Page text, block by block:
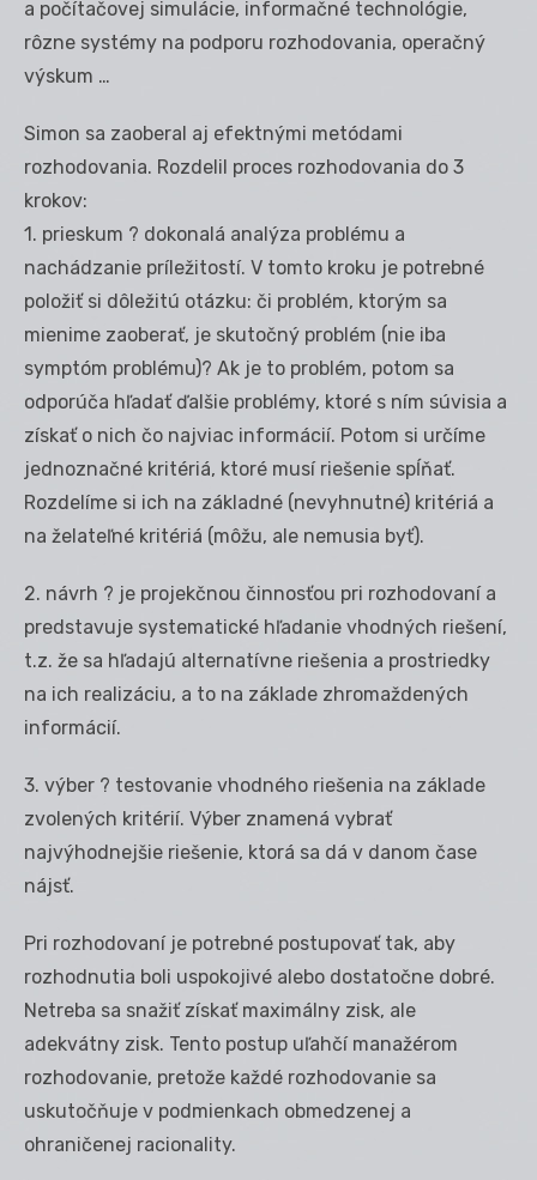
a počítačovej simulácie, informačné technológie,
rôzne systémy na podporu rozhodovania, operačný
výskum …
Simon sa zaoberal aj efektnými metódami
rozhodovania. Rozdelil proces rozhodovania do 3
krokov:
1. prieskum ? dokonalá analýza problému a
nachádzanie príležitostí. V tomto kroku je potrebné
položiť si dôležitú otázku: či problém, ktorým sa
mienime zaoberať, je skutočný problém (nie iba
symptóm problému)? Ak je to problém, potom sa
odporúča hľadať ďalšie problémy, ktoré s ním súvisia a
získať o nich čo najviac informácií. Potom si určíme
jednoznačné kritériá, ktoré musí riešenie spĺňať.
Rozdelíme si ich na základné (nevyhnutné) kritériá a
na želateľné kritériá (môžu, ale nemusia byť).
2. návrh ? je projekčnou činnosťou pri rozhodovaní a
predstavuje systematické hľadanie vhodných riešení,
t.z. že sa hľadajú alternatívne riešenia a prostriedky
na ich realizáciu, a to na základe zhromaždených
informácií.
3. výber ? testovanie vhodného riešenia na základe
zvolených kritérií. Výber znamená vybrať
najvýhodnejšie riešenie, ktorá sa dá v danom čase
nájsť.
Pri rozhodovaní je potrebné postupovať tak, aby
rozhodnutia boli uspokojivé alebo dostatočne dobré.
Netreba sa snažiť získať maximálny zisk, ale
adekvátny zisk. Tento postup uľahčí manažérom
rozhodovanie, pretože každé rozhodovanie sa
uskutočňuje v podmienkach obmedzenej a
ohraničenej racionality.